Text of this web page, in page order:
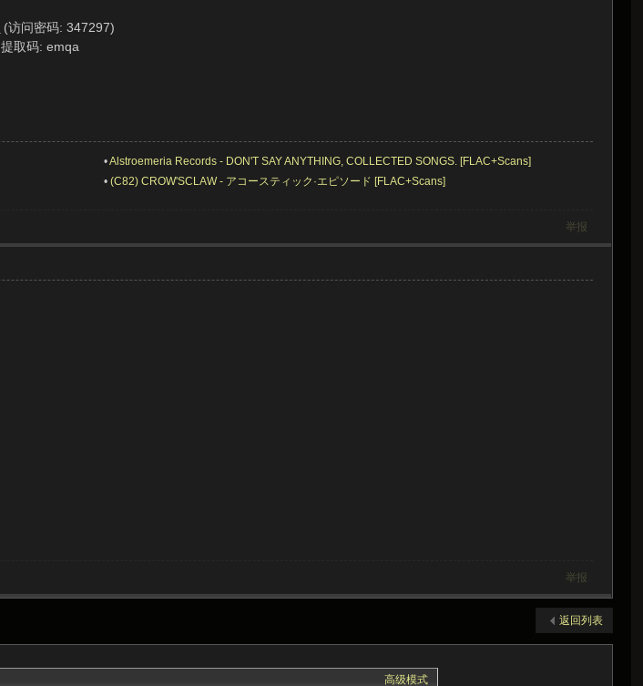
(访问密码: 347297)
提取码: emqa
•Alstroemeria Records - DON'T SAY ANYTHING, COLLECTED SONGS. [FLAC+Scans]
•(C82) CROW'SCLAW - アコースティック·エピソード [FLAC+Scans]
举报
举报
返回列表
高级模式